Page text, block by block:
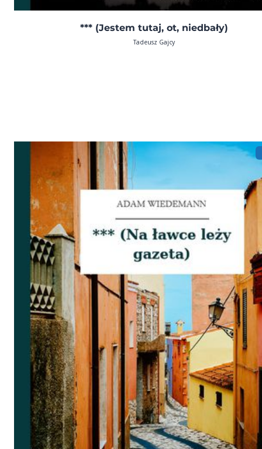
*** (Jestem tutaj, ot, niedbały)
Tadeusz Gajcy